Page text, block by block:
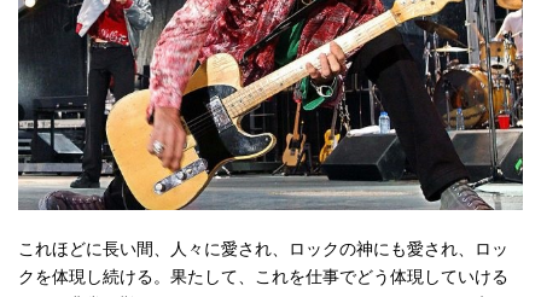
これほどに長い間、人々に愛され、ロックの神にも愛され、ロッ
クを体現し続ける。果たして、これを仕事でどう体現していける